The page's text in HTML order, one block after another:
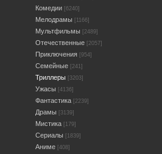
Комедии [6240]
Мелодрамы [1166]
Мультфильмы [2489]
Отечественные [2057]
Приключения [954]
Семейные [241]
Триллеры [3203]
Ужасы [4136]
Фантастика [2239]
Драмы [3139]
Мистика [179]
Сериалы [1839]
Аниме [408]